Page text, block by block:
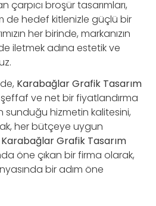
çarpıcı broşür tasarımları,
de hedef kitlenizle güçlü bir
her birinde, markanızın
iletmek adına estetik ve
Karabağlar Grafik Tasarım
ve net bir fiyatlandırma
sunduğu hizmetin kalitesini,
her bütçeye uygun
Karabağlar Grafik Tasarım
öne çıkan bir firma olarak,
bir adım öne